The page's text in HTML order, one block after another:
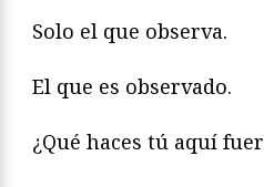
Solo el que observa.
El que es observado.
¿Qué haces tú aquí